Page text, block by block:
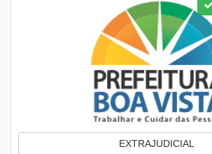
EXTRAJUDICIAL